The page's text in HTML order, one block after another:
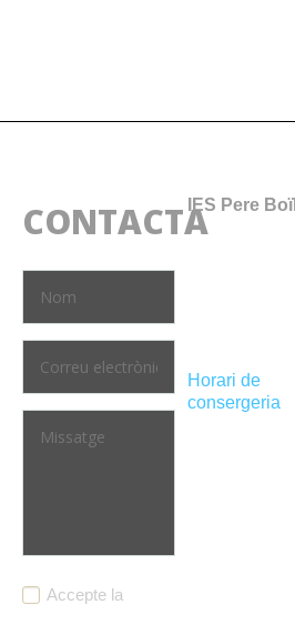
CONTACTA
Accepte la
IES Pere Boïl
Horari de
consergeria